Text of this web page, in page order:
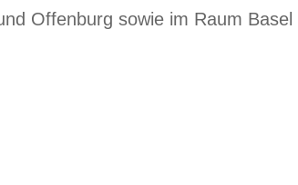
Offenburg sowie im Raum Basel